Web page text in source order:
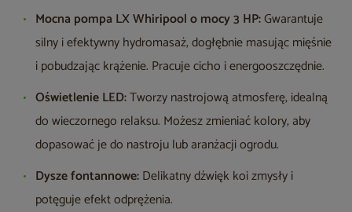
Mocna pompa LX Whiripool o mocy 3 HP:Gwarantuje
silny i efektywny hydromasaż, dogłębnie masując mięśnie
i pobudzając krążenie. Pracuje cicho i energooszczędnie.
Oświetlenie LED:Tworzy nastrojową atmosferę, idealną
do wieczornego relaksu. Możesz zmieniać kolory, aby
dopasować je do nastroju lub aranżacji ogrodu.
Dysze fontannowe:Delikatny dźwięk koi zmysły i
potęguje efekt odprężenia.